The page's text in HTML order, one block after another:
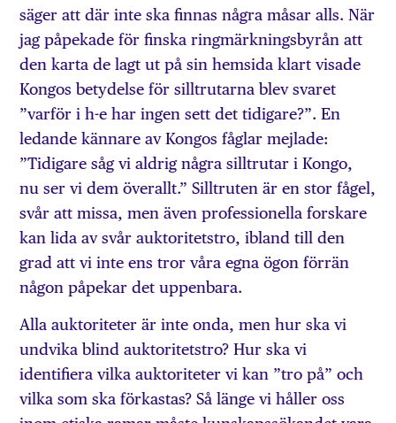
säger att där inte ska finnas några måsar alls. När
jag påpekade för finska ringmärkningsbyrån att
den karta de lagt ut på sin hemsida klart visade
Kongos betydelse för silltrutarna blev svaret
”varför i h-e har ingen sett det tidigare?”. En
ledande kännare av Kongos fåglar mejlade:
”Tidigare såg vi aldrig några silltrutar i Kongo,
nu ser vi dem överallt.” Silltruten är en stor fågel,
svår att missa, men även professionella forskare
kan lida av svår auktoritetstro, ibland till den
grad att vi inte ens tror våra egna ögon förrän
någon påpekar det uppenbara.
Alla auktoriteter är inte onda, men hur ska vi
undvika blind auktoritetstro? Hur ska vi
identifiera vilka auktoriteter vi kan ”tro på” och
vilka som ska förkastas? Så länge vi håller oss